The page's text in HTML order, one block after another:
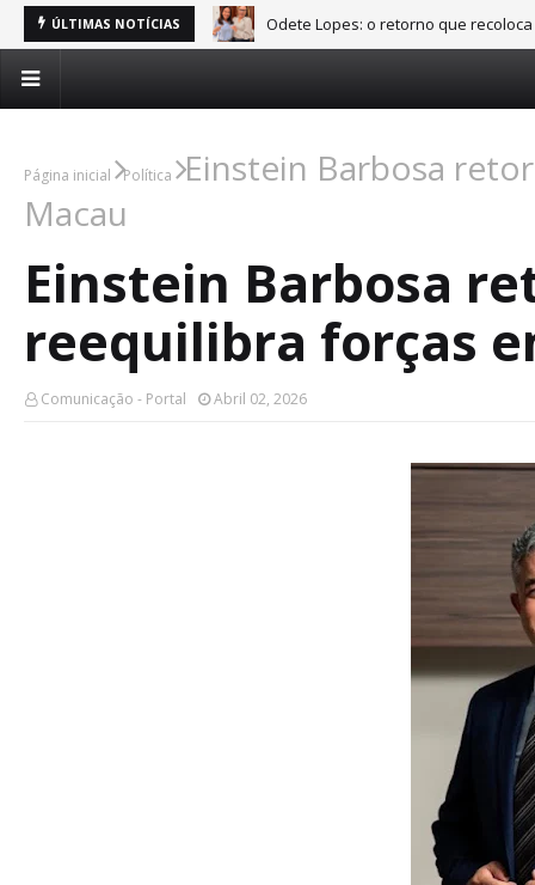
ÚLTIMAS NOTÍCIAS Odete Lopes: o retorno que
Página inicial Política
Einstein Barbosa
Macau
Einstein Barbosa
reequilibra forças
Comunicação - Portal Abril 02, 2026